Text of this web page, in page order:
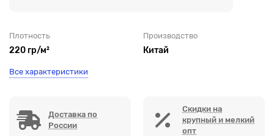
Плотность
220 гр/м²
Производство
Китай
Все характеристики
Доставка по
России
Скидки на
крупный и мелкий
опт